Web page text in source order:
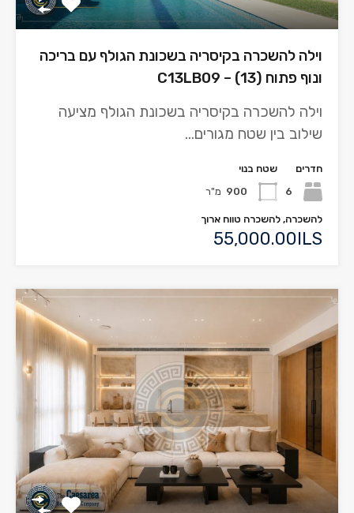
וילה להשכרה בקיסריה בשכונת הגולף עם בריכה
ונוף פתוח (13) – C13LB09
וילה להשכרה בקיסריה בשכונת הגולף מציעה
שילוב בין שטח מגורים…
חדרים
6
שטח בנוי
900 מ"ר
להשכרה, להשכרה טווח ארוך
55,000.00ILS